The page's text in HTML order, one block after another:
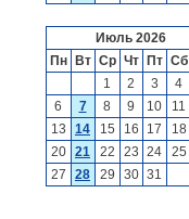
Июль 2026
Пн
Вт Ср Чт Пт Сб
1
2 3 4
6
7 8 9 10 11
13
14 15 16 17 18
20
21 22 23 24 25
27
28 29 30 31